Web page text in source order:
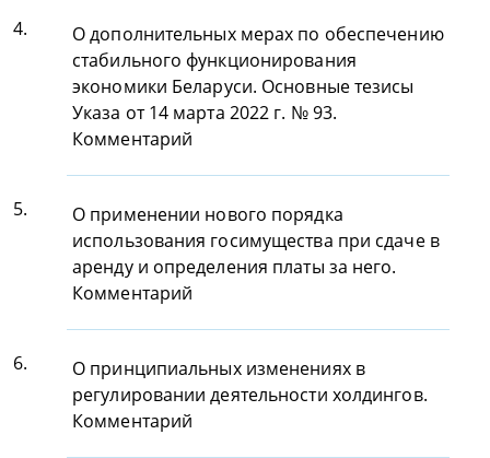
4.
О дополнительных мерах по обеспечению
стабильного функционирования
экономики Беларуси. Основные тезисы
Указа от 14 марта 2022 г. № 93.
Комментарий
5.
О применении нового порядка
использования госимущества при сдаче в
аренду и определения платы за него.
Комментарий
6.
О принципиальных изменениях в
регулировании деятельности холдингов.
Комментарий